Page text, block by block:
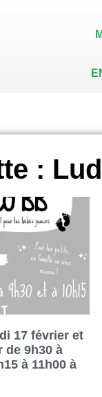
:
17 février et
de 9h30 à
à 11h00 à